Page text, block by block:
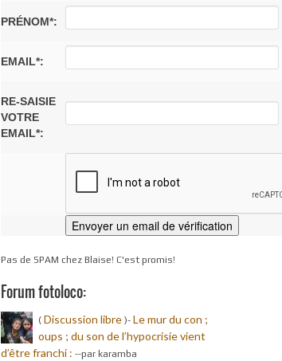
PRÉNOM*:
EMAIL*:
RE-SAISIE
VOTRE
EMAIL*:
Pas de SPAM chez Blaise! C'est promis!
Forum fotoloco:
( Discussion libre)- Le mur du con ;
oups ; du son de l’hypocrisie vient
d’être franchi : --par karamba